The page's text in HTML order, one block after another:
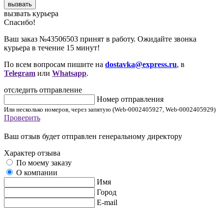
вызвать
вызвать курьера
Cпасибо!
Ваш заказ №43506503 принят в работу. Ожидайте звонка
курьера в течение 15 минут!
По всем вопросам пишите на dostavka@express.ru, в
Telegram или Whatsapp.
отследить отправление
Номер отправления
Или несколько номеров, через запятую (Web-0002405927, Web-0002405929)
Проверить
Ваш отзыв будет отправлен генеральному директору
Характер отзыва
По моему заказу
О компании
Имя
Город
E-mail